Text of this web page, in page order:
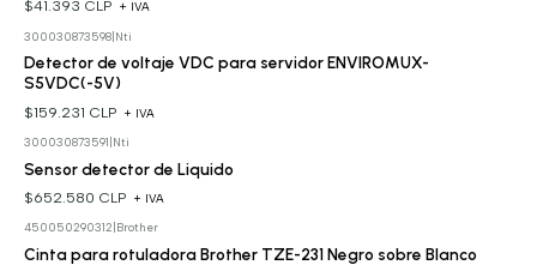
$41.393 CLP + IVA
300030873598| Nti
Detector de voltaje VDC para servidor ENVIROMUX-
S5VDC(-5V)
$159.231 CLP + IVA
300030873591 Nti
Sensor detector de Liquido
$652.580 CLP + IVA
450050290312 Brother
Cinta para rotuladora Brother TZE-231 Negro sobre Blanco